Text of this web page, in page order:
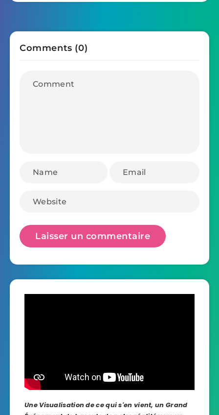
Comments (0)
Une Visualisation de ce qui s'en vient, un Grand